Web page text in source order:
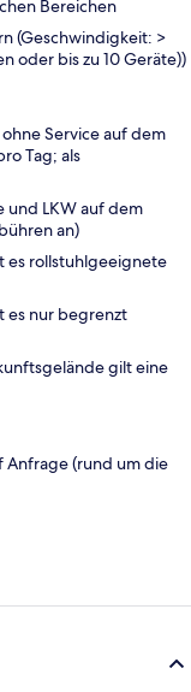
Bereichen
(Geschwindigkeit: >
oder bis zu 10 Geräte))
Service auf dem
Tag; als
und LKW auf dem
an)
es rollstuhlgeeignete
es nur begrenzt
gilt eine
Anfrage (rund um die